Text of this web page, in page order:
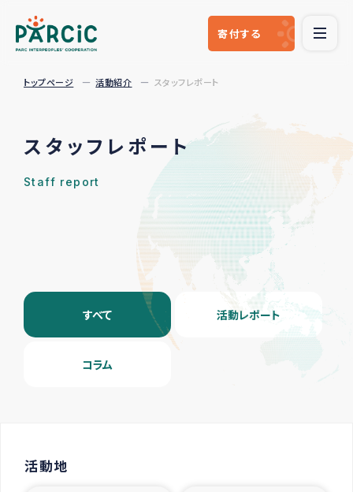
寄付する
トップページ 活動紹介 スタッフレポート
スタッフレポート
Staff report
すべて 活動レポート
コラム
活動地